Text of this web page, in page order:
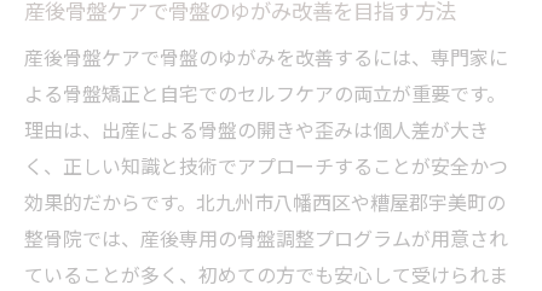
託児付き産後骨盤ケアが選ばれる要素とは
産後骨盤ケアと託児サービスのメリットを
紹介
赤ちゃん連れでも安心な産後骨盤ケアの特
徴
託児OKの産後骨盤ケア施設の選び方と工夫
産後骨盤ケアと子育て支援の関係性を考察
産後骨盤ケアで骨盤のゆがみ改善を目指す方法
産後骨盤ケアで骨盤のゆがみを改善するには、専門家に
よる骨盤矯正と自宅でのセルフケアの両立が重要です。
理由は、出産による骨盤の開きや歪みは個人差が大き
く、正しい知識と技術でアプローチすることが安全かつ
効果的だからです。北九州市八幡西区や糟屋郡宇美町の
整骨院では、産後専用の骨盤調整プログラムが用意され
ていることが多く、初めての方でも安心して受けられま